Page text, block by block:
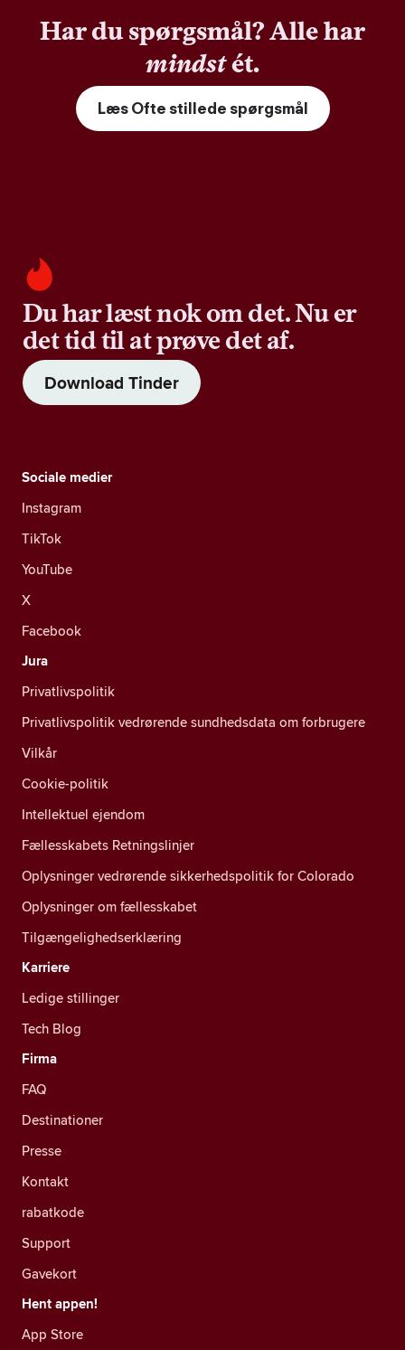
Har du spørgsmål? Alle har
mindstét.
Læs Ofte stillede spørgsmål
Du har læst nok om det. Nu er
det tid til at prøve det af.
Download Tinder
Sociale medier
Instagram
TikTok
YouTube
X
Facebook
Jura
Privatlivspolitik
Privatlivspolitik vedrørende sundhedsdata om forbrugere
Vilkår
Cookie-politik
Intellektuel ejendom
Fællesskabets Retningslinjer
Oplysninger vedrørende sikkerhedspolitik for Colorado
Oplysninger om fællesskabet
Tilgængelighedserklæring
Karriere
Ledige stillinger
Tech Blog
Firma
FAQ
Destinationer
Presse
Kontakt
rabatkode
Support
Gavekort
Hent appen!
App Store